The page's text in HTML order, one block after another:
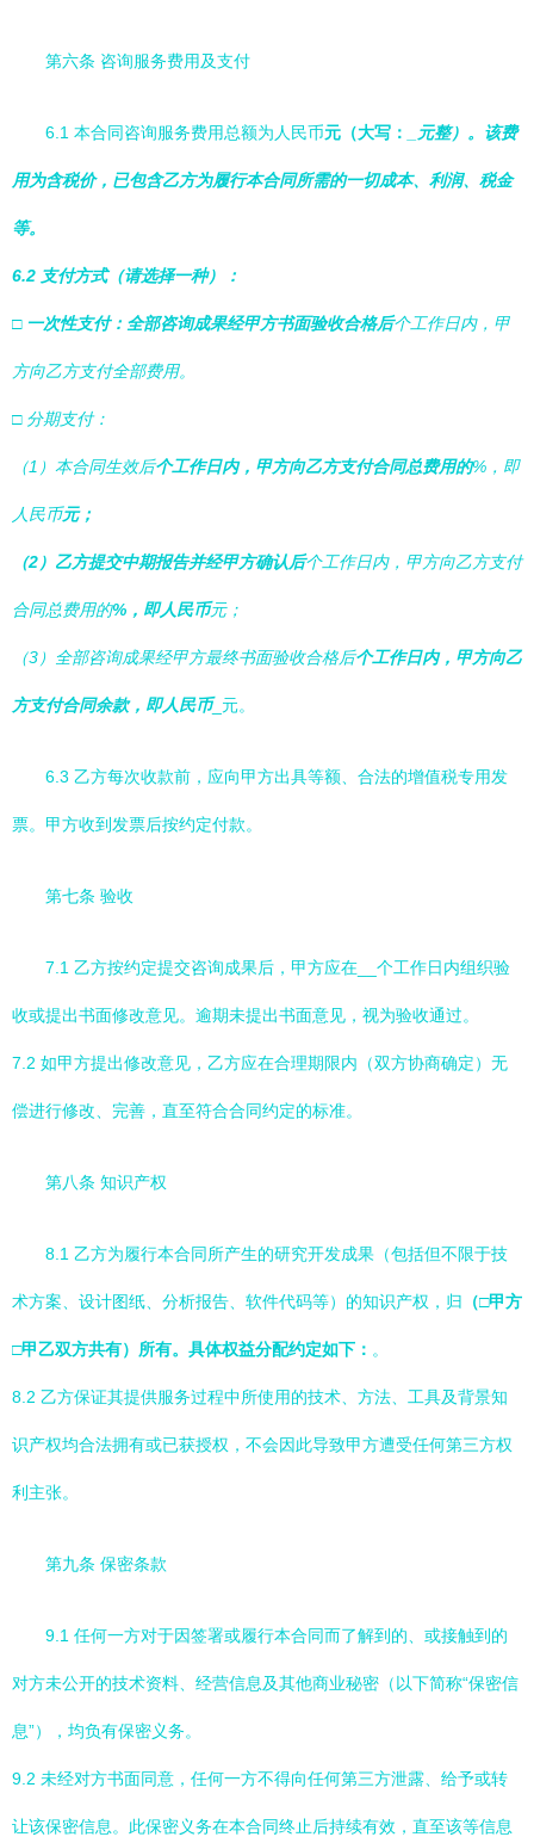
第六条 咨询服务费用及支付
6.1 本合同咨询服务费用总额为人民币元（大写： _元整）。该费
用为含税价，已包含乙方为履行本合同所需的一切成本、利润、税金
等。
6.2 支付方式（请选择一种）：
□ 一次性支付：全部咨询成果经甲方书面验收合格后个工作日内，甲
方向乙方支付全部费用。
□ 分期支付：
（1）本合同生效后个工作日内，甲方向乙方支付合同总费用的%，即
人民币元；
（2）乙方提交中期报告并经甲方确认后个工作日内，甲方向乙方支付
合同总费用的%，即人民币元；
（3）全部咨询成果经甲方最终书面验收合格后个工作日内，甲方向乙
方支付合同余款，即人民币_元。
6.3 乙方每次收款前，应向甲方出具等额、合法的增值税专用发
票。甲方收到发票后按约定付款。
第七条 验收
7.1 乙方按约定提交咨询成果后，甲方应在__个工作日内组织验
收或提出书面修改意见。逾期未提出书面意见，视为验收通过。
7.2 如甲方提出修改意见，乙方应在合理期限内（双方协商确定）无
偿进行修改、完善，直至符合合同约定的标准。
第八条 知识产权
8.1 乙方为履行本合同所产生的研究开发成果（包括但不限于技
术方案、设计图纸、分析报告、软件代码等）的知识产权，归 （□甲方
□甲乙双方共有）所有。具体权益分配约定如下： 。
8.2 乙方保证其提供服务过程中所使用的技术、方法、工具及背景知
识产权均合法拥有或已获授权，不会因此导致甲方遭受任何第三方权
利主张。
第九条 保密条款
9.1 任何一方对于因签署或履行本合同而了解到的、或接触到的
对方未公开的技术资料、经营信息及其他商业秘密（以下简称“保密信
息”），均负有保密义务。
9.2 未经对方书面同意，任何一方不得向任何第三方泄露、给予或转
让该保密信息。此保密义务在本合同终止后持续有效，直至该等信息